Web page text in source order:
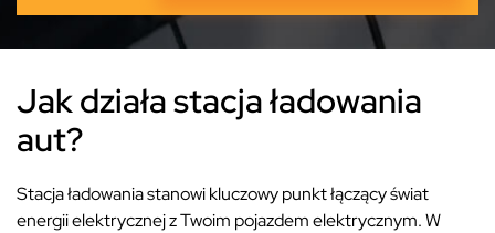
Jak działa stacja ładowania
aut?
Stacja ładowania stanowi kluczowy punkt łączący świat
energii elektrycznej z Twoim pojazdem elektrycznym. W